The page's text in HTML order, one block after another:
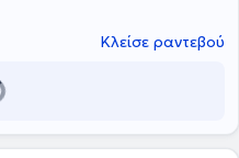
εμπειρία και αριθμεί στο
και διεθνή ιατρικάΚλείσε ραντεβού